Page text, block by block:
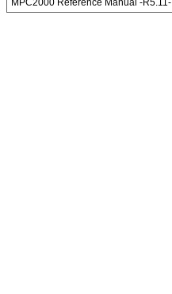
MPC2000 Reference Manual -R5.11-